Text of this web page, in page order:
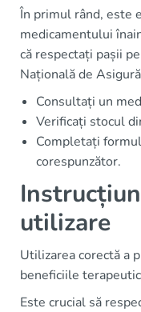
În primul rând, este
medicamentului
că respectați pașii
Națională de
Consultați un
Verificați stocul
Completați
corespunzător.
utilizare
Utilizarea corectă a
beneficiile
Este crucial să